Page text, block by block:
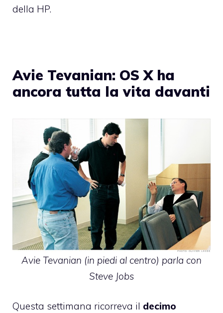
della HP.
Avie Tevanian: OS X ha
ancora tutta la vita davanti
Avie Tevanian (in piedi al centro) parla con
Steve Jobs
Questa settimana ricorreva il decimo